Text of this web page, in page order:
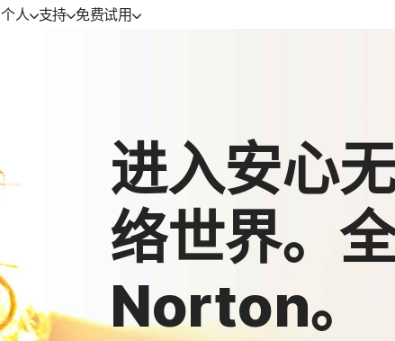
个人
AntiVirus 增强版
支持 免费试用
进入安心
络世界。
Norton。